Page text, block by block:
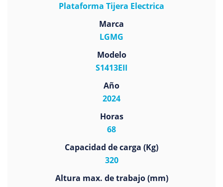
Plataforma Tijera Electrica
Marca
LGMG
Modelo
S1413EII
Año
2024
Horas
68
Capacidad de carga (Kg)
320
Altura max. de trabajo (mm)